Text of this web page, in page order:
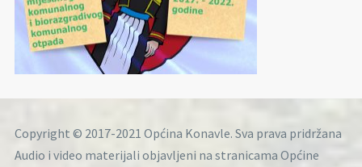
Copyright © 2017-2021 Općina Konavle. Sva prava pridržana
Audio i video materijali objavljeni na stranicama Općine